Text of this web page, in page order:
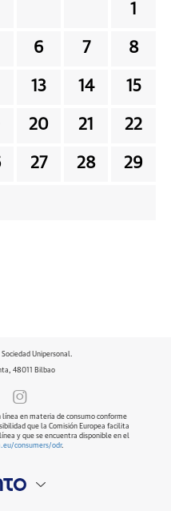
1
6 7 8
13 14 15
20 21 22
27 28 29
Unipersonal.
48011 Bilbao
en materia de consumo conforme
que la Comisión Europea facilita
y que se encuentra disponible en el
consumers/odr.